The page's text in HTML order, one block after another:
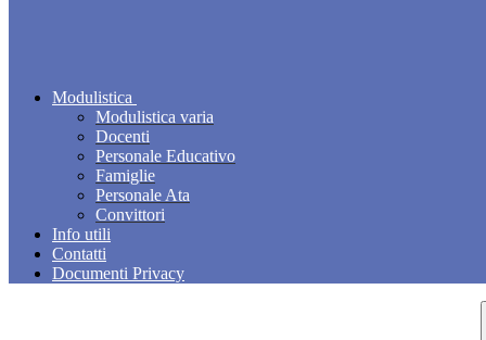
Modulistica
Modulistica varia
Docenti
Personale Educativo
Famiglie
Personale Ata
Convittori
Info utili
Contatti
Documenti Privacy